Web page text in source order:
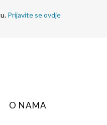
Prijavite se ovdje
O NAMA